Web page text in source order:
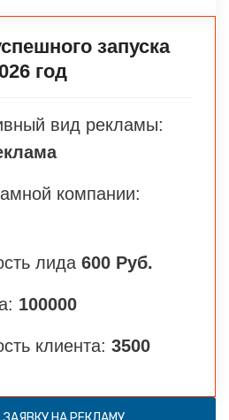
запуска
год
вид рекламы:
компании:
лида 600 Руб.
100000
клиента: 3500